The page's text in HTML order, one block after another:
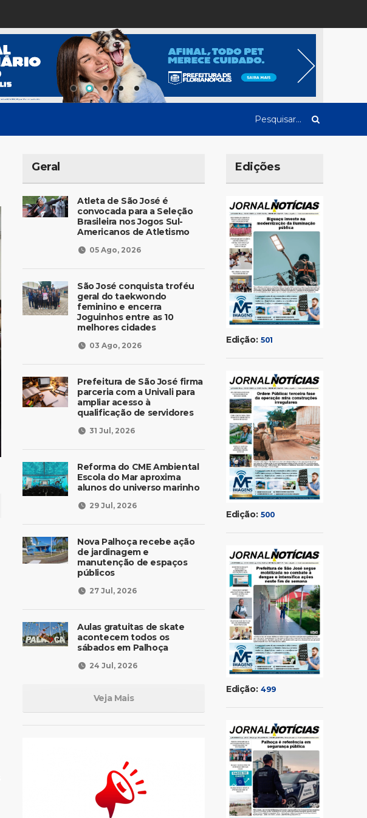
Geral
Atleta de São José é
convocada para a Seleção
Brasileira nos Jogos Sul-
Americanos de Atletismo
05 Ago, 2026
São José conquista troféu
geral do taekwondo
feminino e encerra
Joguinhos entre as 10
melhores cidades
03 Ago, 2026
Prefeitura de São José firma
parceria com a Univali para
ampliar acesso à
qualificação de servidores
31 Jul, 2026
Reforma do CME Ambiental
Escola do Mar aproxima
alunos do universo marinho
29 Jul, 2026
Nova Palhoça recebe ação
de jardinagem e
manutenção de espaços
públicos
27 Jul, 2026
Aulas gratuitas de skate
acontecem todos os
sábados em Palhoça
24 Jul, 2026
Veja Mais
Edições
Edição: 501
Edição: 500
Edição: 499